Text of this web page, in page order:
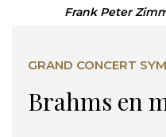
Frank Peter
Brahms en
GRAND CONCERT